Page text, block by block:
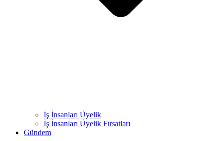
İş İnsanları Üyelik
İş İnsanları Üyelik Fırsatları
Gündem